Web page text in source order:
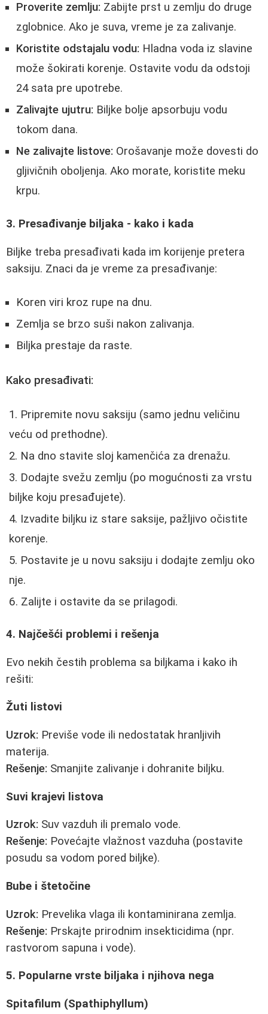
Proverite zemlju: Zabijte prst u zemlju do druge
zglobnice. Ako je suva, vreme je za zalivanje.
Koristite odstajalu vodu: Hladna voda iz slavine
može šokirati korenje. Ostavite vodu da odstoji
24 sata pre upotrebe.
Zalivajte ujutru: Biljke bolje apsorbuju vodu
tokom dana.
Ne zalivajte listove: Orošavanje može dovesti do
gljivičnih oboljenja. Ako morate, koristite meku
krpu.
3. Presađivanje biljaka - kako i kada
Biljke treba presađivati kada im korijenje pretera
saksiju. Znaci da je vreme za presađivanje:
Koren viri kroz rupe na dnu.
Zemlja se brzo suši nakon zalivanja.
Biljka prestaje da raste.
Kako presađivati:
Pripremite novu saksiju (samo jednu veličinu
veću od prethodne).
Na dno stavite sloj kamenčića za drenažu.
Dodajte svežu zemlju (po mogućnosti za vrstu
biljke koju presađujete).
Izvadite biljku iz stare saksije, pažljivo očistite
korenje.
Postavite je u novu saksiju i dodajte zemlju oko
nje.
Zalijte i ostavite da se prilagodi.
4. Najčešći problemi i rešenja
Evo nekih čestih problema sa biljkama i kako ih
rešiti:
Žuti listovi
Uzrok: Previše vode ili nedostatak hranljivih
materija.
Rešenje: Smanjite zalivanje i dohranite biljku.
Suvi krajevi listova
Uzrok: Suv vazduh ili premalo vode.
Rešenje: Povećajte vlažnost vazduha (postavite
posudu sa vodom pored biljke).
Bube i štetočine
Uzrok: Prevelika vlaga ili kontaminirana zemlja.
Rešenje: Prskajte prirodnim insekticidima (npr.
rastvorom sapuna i vode).
5. Popularne vrste biljaka i njihova nega
Spitafilum (Spathiphyllum)